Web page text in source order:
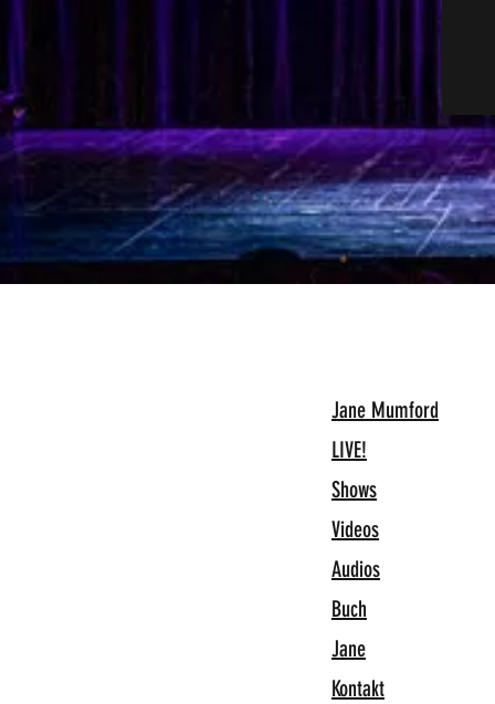
Jane Mumford
LIVE!
Shows
Videos
Audios
Buch
Jane
Kontakt